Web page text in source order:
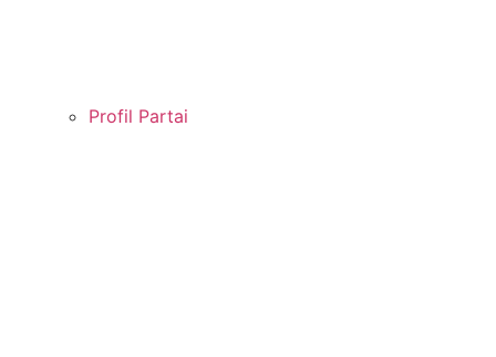
Profil Partai